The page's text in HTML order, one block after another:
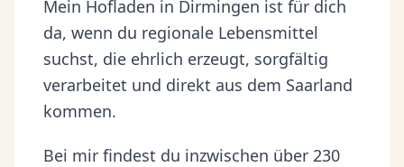
Mein Hofladen in Dirmingen ist für dich
da, wenn du regionale Lebensmittel
suchst, die ehrlich erzeugt, sorgfältig
verarbeitet und direkt aus dem Saarland
kommen.
Bei mir findest du inzwischen über 230